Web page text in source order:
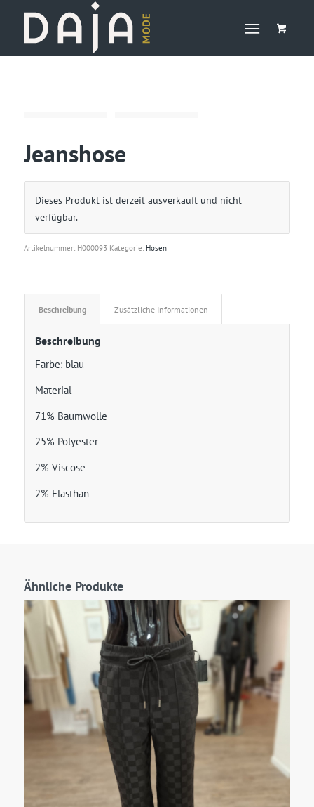
Jeanshose
Dieses Produkt ist derzeit ausverkauft und nicht
verfügbar.
Artikelnummer: H000093 Kategorie: Hosen
Beschreibung Zusätzliche Informationen
Beschreibung
Farbe: blau
Material
71% Baumwolle
25% Polyester
2% Viscose
2% Elasthan
Ähnliche Produkte